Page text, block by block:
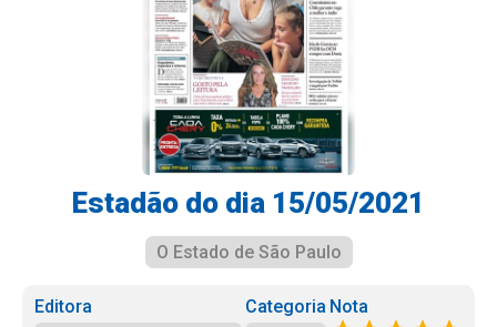
Estadão do dia 15/05/2021
O Estado de São Paulo
Editora
Categoria Nota